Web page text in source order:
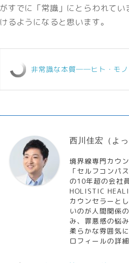
がすでに「常識」にとらわれて
けるようになると思います。
非常識な本質――ヒト・モノ
西川佳宏（よっ
境界線専門カウ
「セルフコンパ
の10年超の会社
HOLISTIC
カウンセラーと
いのが人間関係
み、罪悪感の悩
柔らかな雰囲気
ロフィールの詳